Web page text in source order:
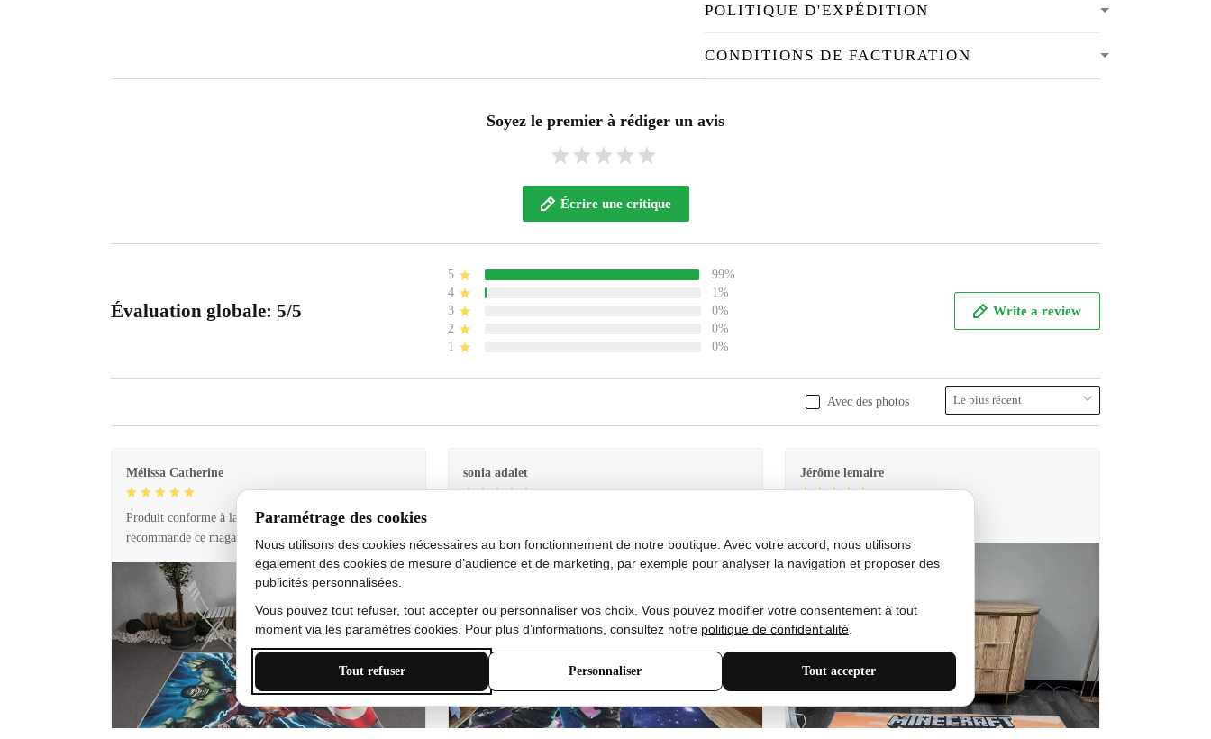
POLITIQUE D'EXPÉDITION
CONDITIONS DE FACTURATION
Soyez le premier à rédiger un avis
Écrire une critique
Évaluation globale: 5/5
5
99%
4
1%
3
0%
2
0%
1
0%
Write a review
Avec des photos
Mélissa Catherine
Produit conforme à la description et livraison rapide. Je
recommande ce magasin !
sonia adalet
bon état doux
Jérôme lemaire
Paramétrage des cookies
Nous utilisons des cookies nécessaires au bon fonctionnement de notre boutique. Avec votre accord, nous utilisons
également des cookies de mesure d’audience et de marketing, par exemple pour analyser la navigation et proposer des
publicités personnalisées.
Vous pouvez tout refuser, tout accepter ou personnaliser vos choix. Vous pouvez modifier votre consentement à tout
moment via les paramètres cookies. Pour plus d’informations, consultez notre politique de confidentialité
Tout refuser Personnaliser Tout accepter